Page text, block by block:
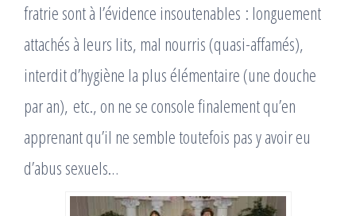
fratrie sont à l’évidence insoutenables : longuement
attachés à leurs lits, mal nourris (quasi-affamés),
interdit d’hygiène la plus élémentaire (une douche
par an), etc., on ne se console finalement qu’en
apprenant qu’il ne semble toutefois pas y avoir eu
d’abus sexuels…